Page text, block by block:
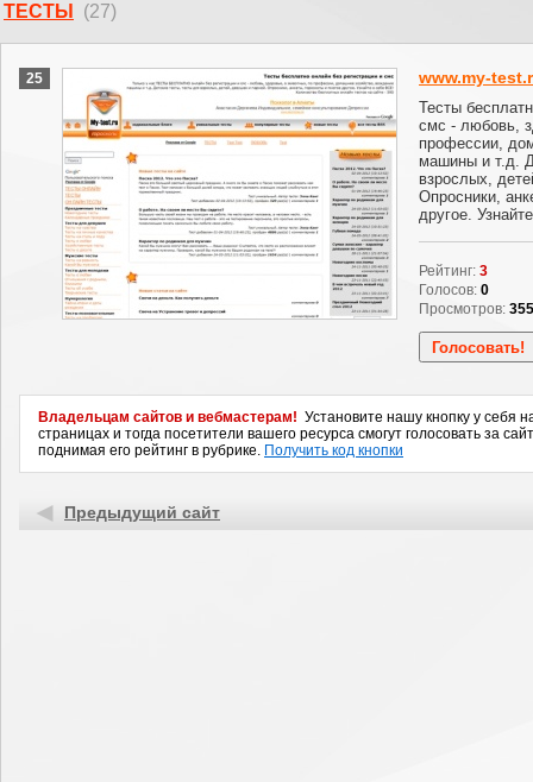
ТЕСТЫ (27)
25 www.my-
Тесты
смс - любовь,
профессии,
машины и т.д.
взрослых,
Опросники,
другое.
Рейтинг: 3
Голосов: 0
Просмотров:
Владельцам сайтов и вебмастерам! Установите нашу кнопку у себя
страницах и тогда посетители вашего ресурса смогут голосовать за
поднимая его рейтинг в рубрике. Получить код кнопки
Предыдущий сайт